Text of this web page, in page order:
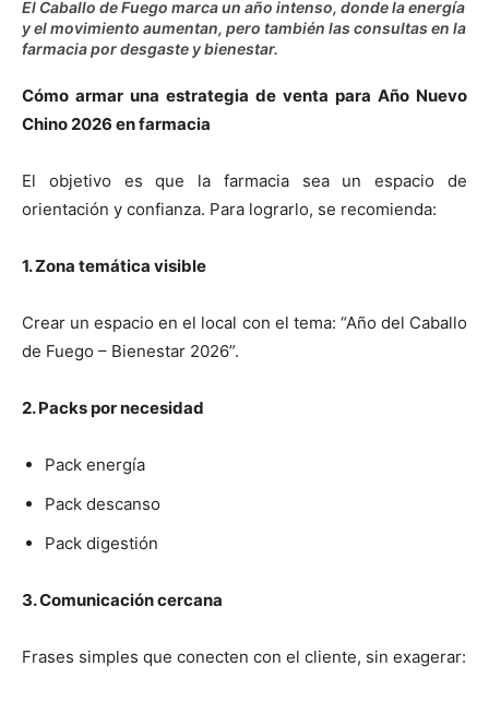
El Caballo de Fuego marca un año intenso, donde la energía
y el movimiento aumentan, pero también las consultas en la
farmacia por desgaste y bienestar.
Cómo armar una estrategia de venta para Año Nuevo
Chino 2026 en farmacia
El objetivo es que la farmacia sea un espacio de
orientación y confianza. Para lograrlo, se recomienda:
1. Zona temática visible
Crear un espacio en el local con el tema: “Año del Caballo
de Fuego – Bienestar 2026”.
2. Packs por necesidad
Pack energía
Pack descanso
Pack digestión
3. Comunicación cercana
Frases simples que conecten con el cliente, sin exagerar: